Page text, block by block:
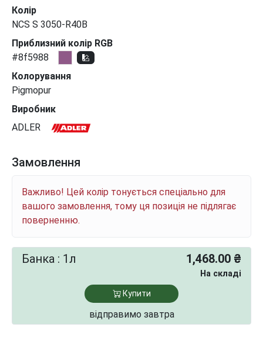
Колір
NCS S 3050-R40B
Приблизний колір RGB
#8f5988
Колорування
Pigmopur
Виробник
ADLER
Замовлення
Важливо! Цей колір тонується спеціально для
вашого замовлення, тому ця позиція не підлягає
поверненню.
Банка : 1л 1,468.00 ₴
На складі
Купити
відправимо завтра